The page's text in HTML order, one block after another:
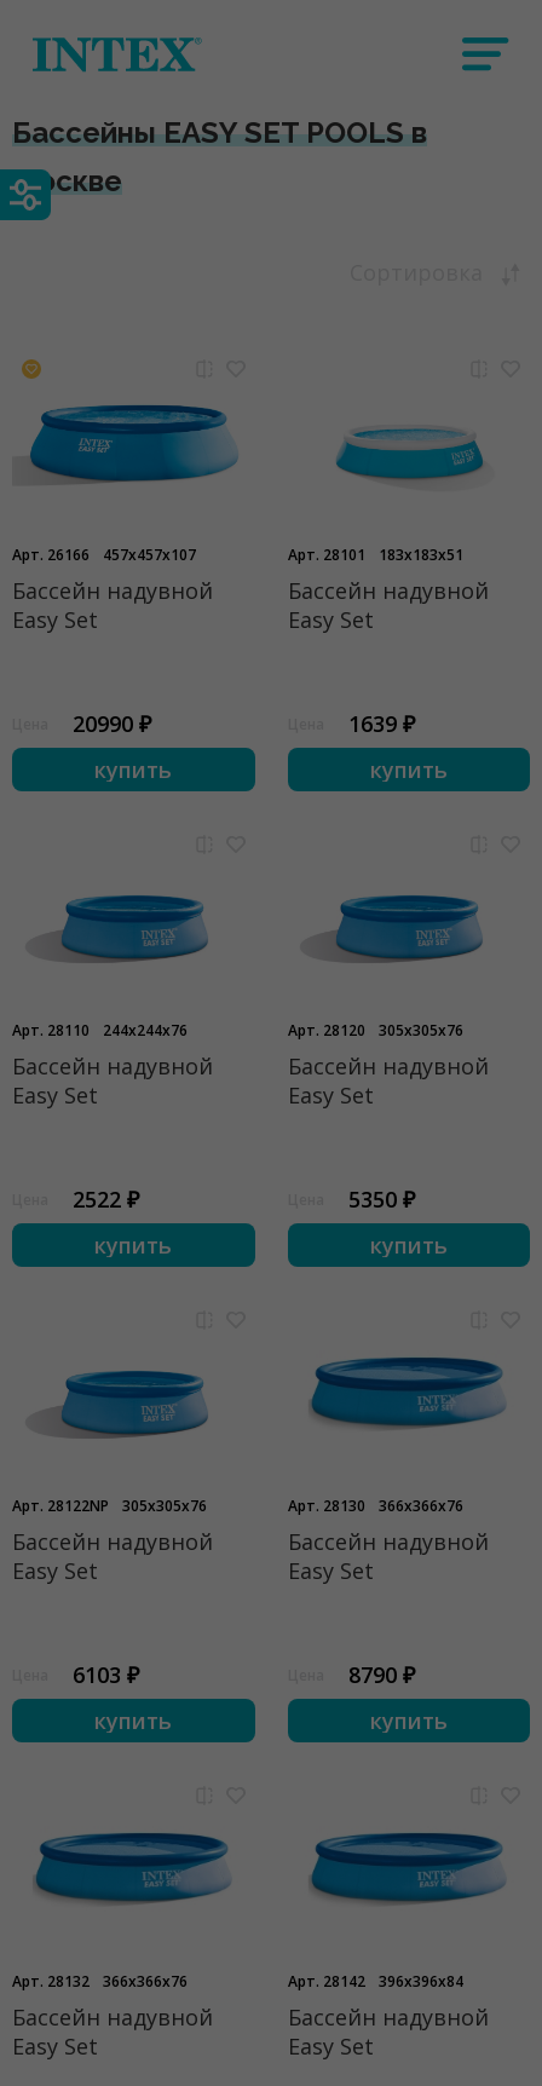
Бассейны EASY SET POOLS в
Москве
Арт. 26166 457x457x107
Бассейн надувной
Easy Set
20990 ₽
купить
Арт. 28101 183x183x51
Бассейн надувной
Easy Set
1639 ₽
купить
Арт. 28110 244x244x76
Бассейн надувной
Easy Set
2522 ₽
купить
Арт. 28120 305x305x76
Бассейн надувной
Easy Set
5350 ₽
купить
Арт. 28122NP 305x305x76
Бассейн надувной
Easy Set
6103 ₽
купить
Арт. 28130 366x366x76
Бассейн надувной
Easy Set
8790 ₽
купить
Арт. 28132 366x366x76
Бассейн надувной
Easy Set
Арт. 28142 396x396x84
Бассейн надувной
Easy Set